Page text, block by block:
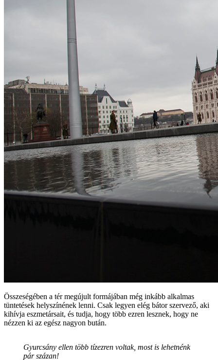
Összeségében a tér megújult formájában még inkább alkalmas
tüntetések helyszínének lenni. Csak legyen elég bátor szervező, aki
kihívja eszmetársait, és tudja, hogy több ezren lesznek, hogy ne
nézzen ki az egész nagyon bután.
Gyurcsány ellen több tízezren voltak, most is lehetnénk
pár százan!